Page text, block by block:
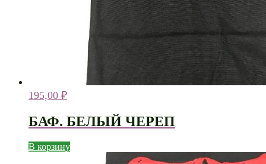
195,00 ₽
БАФ. БЕЛЫЙ ЧЕРЕП
В корзину